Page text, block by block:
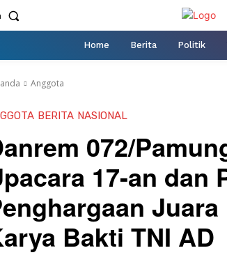
Home Berita Politik
Anggota
BERITA NASIONAL
072/
17-an dan
Bakti TNI AD